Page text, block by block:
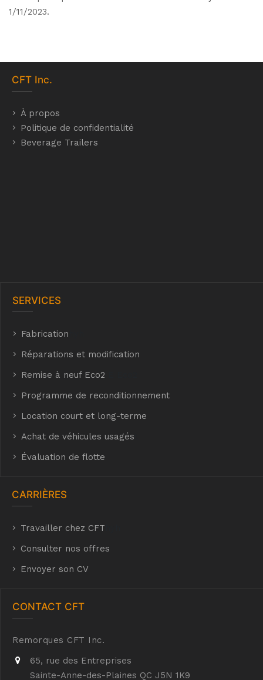
1/11/2023.
CFT Inc.
À propos
Politique de confidentialité
Beverage Trailers
SERVICES
Fabrication
Réparations et modification
Remise à neuf Eco2
Programme de reconditionnement
Location court et long-terme
Achat de véhicules usagés
Évaluation de flotte
CARRIÈRES
Travailler chez CFT
Consulter nos offres
Envoyer son CV
CONTACT CFT
Remorques CFT Inc.
65, rue des Entreprises
Sainte-Anne-des-Plaines QC J5N 1K9